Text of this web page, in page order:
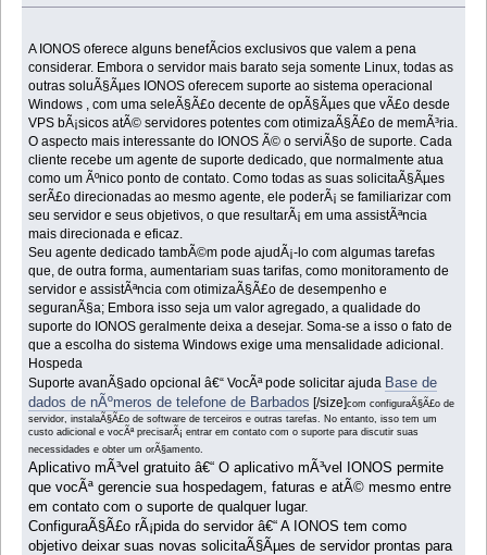
A IONOS oferece alguns benefÃ­cios exclusivos que valem a pena
considerar. Embora o servidor mais barato seja somente Linux, todas as
outras soluÃ§Ãµes IONOS oferecem suporte ao sistema operacional
Windows , com uma seleÃ§Ã£o decente de opÃ§Ãµes que vÃ£o desde
VPS bÃ¡sicos atÃ© servidores potentes com otimizaÃ§Ã£o de memÃ³ria.
O aspecto mais interessante do IONOS Ã© o serviÃ§o de suporte. Cada
cliente recebe um agente de suporte dedicado, que normalmente atua
como um Ãºnico ponto de contato. Como todas as suas solicitaÃ§Ãµes
serÃ£o direcionadas ao mesmo agente, ele poderÃ¡ se familiarizar com
seu servidor e seus objetivos, o que resultarÃ¡ em uma assistÃªncia
mais direcionada e eficaz.
Seu agente dedicado tambÃ©m pode ajudÃ¡-lo com algumas tarefas
que, de outra forma, aumentariam suas tarifas, como monitoramento de
servidor e assistÃªncia com otimizaÃ§Ã£o de desempenho e
seguranÃ§a; Embora isso seja um valor agregado, a qualidade do
suporte do IONOS geralmente deixa a desejar. Soma-se a isso o fato de
que a escolha do sistema Windows exige uma mensalidade adicional.
Hospeda
Suporte avanÃ§ado opcional â€“ VocÃª pode solicitar ajuda Base de
dados de nÃºmeros de telefone de Barbados [/size]com configuraÃ§Ã£o de
servidor, instalaÃ§Ã£o de software de terceiros e outras tarefas. No entanto, isso tem um
custo adicional e vocÃª precisarÃ¡ entrar em contato com o suporte para discutir suas
necessidades e obter um orÃ§amento.
Aplicativo mÃ³vel gratuito â€“ O aplicativo mÃ³vel IONOS permite
que vocÃª gerencie sua hospedagem, faturas e atÃ© mesmo entre
em contato com o suporte de qualquer lugar.
ConfiguraÃ§Ã£o rÃ¡pida do servidor â€“ A IONOS tem como
objetivo deixar suas novas solicitaÃ§Ãµes de servidor prontas para